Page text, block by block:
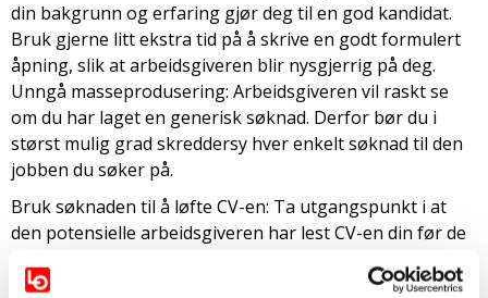
din bakgrunn og erfaring gjør deg til en god kandidat.
Bruk gjerne litt ekstra tid på å skrive en godt formulert
åpning, slik at arbeidsgiveren blir nysgjerrig på deg.
Unngå masseprodusering: Arbeidsgiveren vil raskt se
om du har laget en generisk søknad. Derfor bør du i
størst mulig grad skreddersy hver enkelt søknad til den
jobben du søker på.
Bruk søknaden til å løfte CV-en: Ta utgangspunkt i at
den potensielle arbeidsgiveren har lest CV-en din før de
oppramsing av hva du har gjort, for det vet de